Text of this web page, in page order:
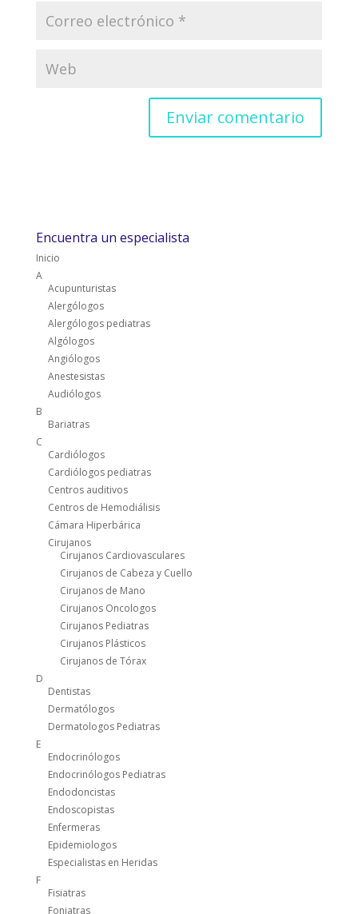
Encuentra un especialista
Inicio
A
Acupunturistas
Alergólogos
Alergólogos pediatras
Algólogos
Angiólogos
Anestesistas
Audiólogos
B
Bariatras
C
Cardiólogos
Cardiólogos pediatras
Centros auditivos
Centros de Hemodiálisis
Cámara Hiperbárica
Cirujanos
Cirujanos Cardiovasculares
Cirujanos de Cabeza y Cuello
Cirujanos de Mano
Cirujanos Oncologos
Cirujanos Pediatras
Cirujanos Plásticos
Cirujanos de Tórax
D
Dentistas
Dermatólogos
Dermatologos Pediatras
E
Endocrinólogos
Endocrinólogos Pediatras
Endodoncistas
Endoscopistas
Enfermeras
Epidemiologos
Especialistas en Heridas
F
Fisiatras
Foniatras